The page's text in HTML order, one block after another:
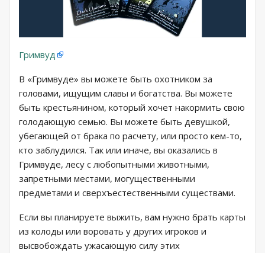
Гримвуд
В «Гримвуде» вы можете быть охотником за
головами, ищущим славы и богатства. Вы можете
быть крестьянином, который хочет накормить свою
голодающую семью. Вы можете быть девушкой,
убегающей от брака по расчету, или просто кем-то,
кто заблудился. Так или иначе, вы оказались в
Гримвуде, лесу с любопытными животными,
запретными местами, могущественными
предметами и сверхъестественными существами.
Если вы планируете выжить, вам нужно брать карты
из колоды или воровать у других игроков и
высвобождать ужасающую силу этих